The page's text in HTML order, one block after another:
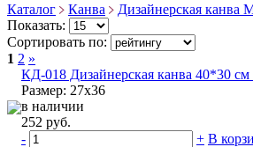
Каталог Канва
Дизайнерская канва
Показать:
Сортировать по:
1 2 »
КД-018 Дизайнерская канва 40*30
Размер: 27х36
в наличии
252 руб.
-
+ В